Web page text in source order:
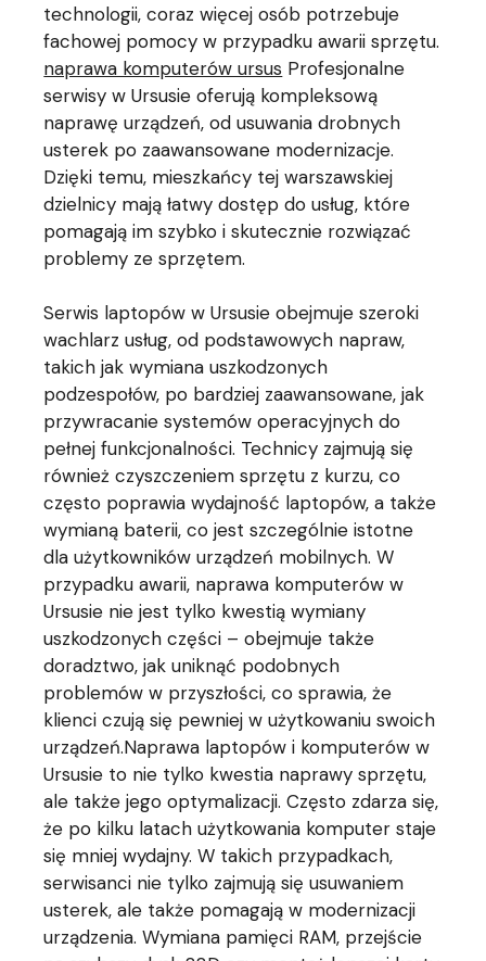
technologii, coraz więcej osób potrzebuje
fachowej pomocy w przypadku awarii sprzętu.
naprawa komputerów ursus Profesjonalne
serwisy w Ursusie oferują kompleksową
naprawę urządzeń, od usuwania drobnych
usterek po zaawansowane modernizacje.
Dzięki temu, mieszkańcy tej warszawskiej
dzielnicy mają łatwy dostęp do usług, które
pomagają im szybko i skutecznie rozwiązać
problemy ze sprzętem.
Serwis laptopów w Ursusie obejmuje szeroki
wachlarz usług, od podstawowych napraw,
takich jak wymiana uszkodzonych
podzespołów, po bardziej zaawansowane, jak
przywracanie systemów operacyjnych do
pełnej funkcjonalności. Technicy zajmują się
również czyszczeniem sprzętu z kurzu, co
często poprawia wydajność laptopów, a także
wymianą baterii, co jest szczególnie istotne
dla użytkowników urządzeń mobilnych. W
przypadku awarii, naprawa komputerów w
Ursusie nie jest tylko kwestią wymiany
uszkodzonych części – obejmuje także
doradztwo, jak uniknąć podobnych
problemów w przyszłości, co sprawia, że
klienci czują się pewniej w użytkowaniu swoich
urządzeń.Naprawa laptopów i komputerów w
Ursusie to nie tylko kwestia naprawy sprzętu,
ale także jego optymalizacji. Często zdarza się,
że po kilku latach użytkowania komputer staje
się mniej wydajny. W takich przypadkach,
serwisanci nie tylko zajmują się usuwaniem
usterek, ale także pomagają w modernizacji
urządzenia. Wymiana pamięci RAM, przejście